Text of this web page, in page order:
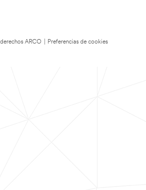
ARCO
Preferencias de cookies